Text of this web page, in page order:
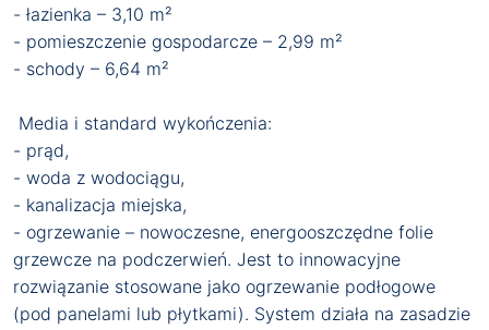
- łazienka – 3,10 m²
- pomieszczenie gospodarcze – 2,99 m²
- schody – 6,64 m²
Media i standard wykończenia:
- prąd,
- woda z wodociągu,
- kanalizacja miejska,
- ogrzewanie – nowoczesne, energooszczędne folie
grzewcze na podczerwień. Jest to innowacyjne
rozwiązanie stosowane jako ogrzewanie podłogowe
(pod panelami lub płytkami). System działa na zasadzie